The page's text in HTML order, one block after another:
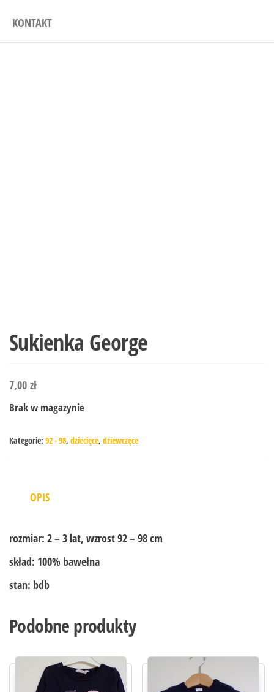
KONTAKT
Sukienka George
7,00 zł
Brak w magazynie
Kategorie: 92 - 98, dziecięce, dziewczęce
OPIS
rozmiar: 2 – 3 lat, wzrost 92 – 98 cm
skład: 100% bawełna
stan: bdb
Podobne produkty